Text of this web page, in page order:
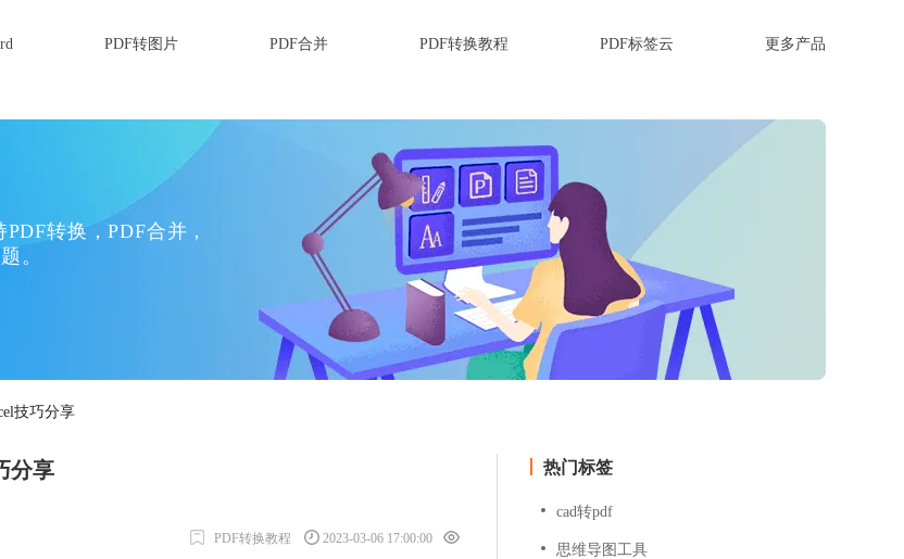
PDF转图片 PDF合并 PDF转换教程 PDF标签云 更多产品
转换，PDF合并，
。
技巧分享
分享
PDF转换教程 2023-03-06 17:00:00
热门标签
cad转pdf
思维导图工具